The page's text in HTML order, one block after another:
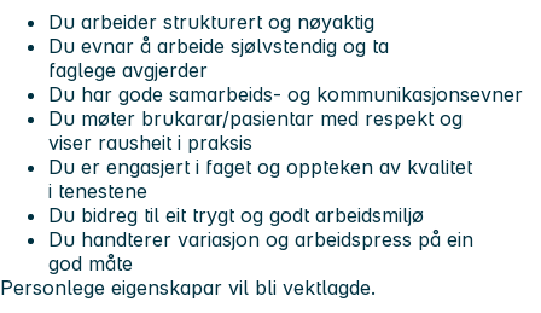
Du arbeider strukturert og nøyaktig
Du evnar å arbeide sjølvstendig og ta
faglege avgjerder
Du har gode samarbeids- og kommunikasjonsevner
Du møter brukarar/pasientar med respekt og
viser rausheit i praksis
Du er engasjert i faget og oppteken av kvalitet
i tenestene
Du bidreg til eit trygt og godt arbeidsmiljø
Du handterer variasjon og arbeidspress på ein
god måte
Personlege eigenskapar vil bli vektlagde.